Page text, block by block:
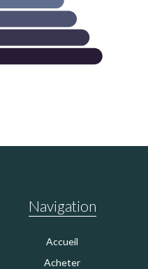
Navigation
Accueil
Acheter